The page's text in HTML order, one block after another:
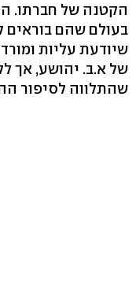
הקטנה של חברתו.
בעולם שהם בוראים
שיודעת עליות
של א.ב. יהושע, אך
שהתלווה לסיפור